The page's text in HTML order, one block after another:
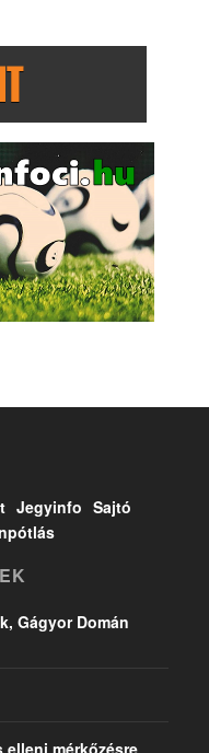
Jegyinfo Sajtó
Gágyor Domán